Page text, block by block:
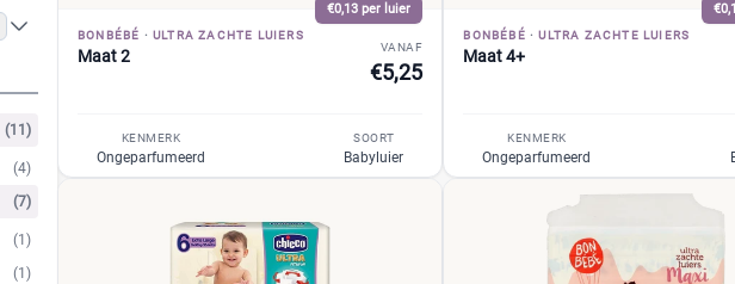
(11)
(4)
(7)
(1)
(1)
€0,13 per luier
BONBÉBÉ ·ULTRA ZACHTE LUIERS
Maat 2 VANAF
€5,25
KENMERK
Ongeparfumeerd
SOORT
Babyluier
BONBÉBÉ ·ULTRA ZACHTE LUIERS
Maat 4+
KENMERK
Ongeparfumeerd